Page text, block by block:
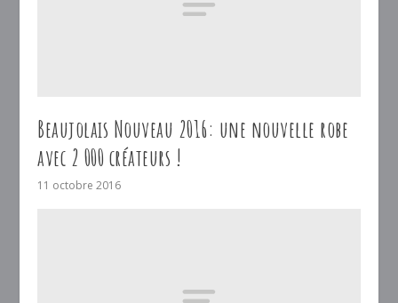
Beaujolais Nouveau 2016: une nouvelle robe
avec 2 000 créateurs !
11 octobre 2016